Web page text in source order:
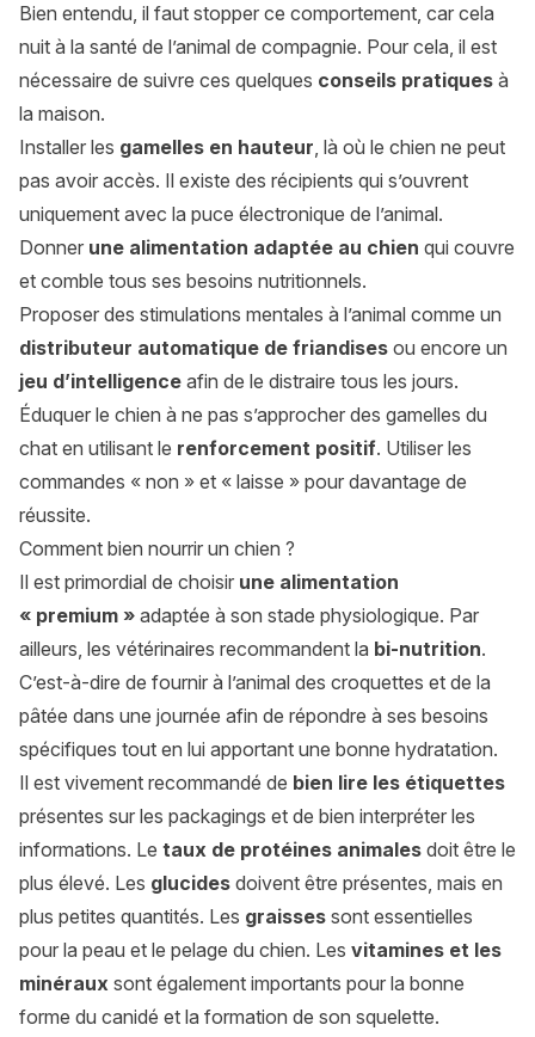
Bien entendu, il faut stopper ce comportement, car cela
nuit à la santé de l’animal de compagnie. Pour cela, il est
nécessaire de suivre ces quelques conseils pratiques à
la maison.
Installer les gamelles en hauteur, là où le chien ne peut
pas avoir accès. Il existe des récipients qui s’ouvrent
uniquement avec la puce électronique de l’animal.
Donner une alimentation adaptée au chien qui couvre
et comble tous ses besoins nutritionnels.
Proposer des stimulations mentales à l’animal comme un
distributeur automatique de friandises ou encore un
jeu d’intelligence afin de le distraire tous les jours.
Éduquer le chien à ne pas s’approcher des gamelles du
chat en utilisant le renforcement positif. Utiliser les
commandes « non » et « laisse » pour davantage de
réussite.
Comment bien nourrir un chien ?
Il est primordial de choisir une alimentation
« premium » adaptée à son stade physiologique. Par
ailleurs, les vétérinaires recommandent la bi-nutrition.
C’est-à-dire de fournir à l’animal des croquettes et de la
pâtée dans une journée afin de répondre à ses besoins
spécifiques tout en lui apportant une bonne hydratation.
Il est vivement recommandé de bien lire les étiquettes
présentes sur les packagings et de bien interpréter les
informations. Le taux de protéines animales doit être le
plus élevé. Les glucides doivent être présentes, mais en
plus petites quantités. Les graisses sont essentielles
pour la peau et le pelage du chien. Les vitamines et les
minéraux sont également importants pour la bonne
forme du canidé et la formation de son squelette.